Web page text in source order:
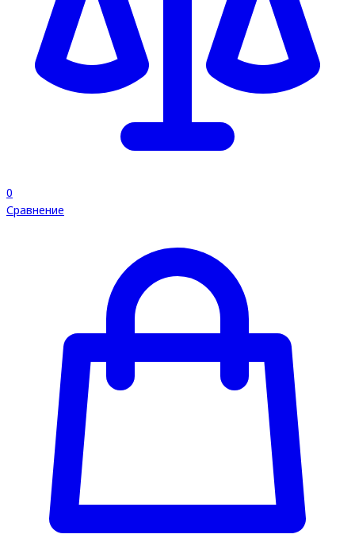
0
Сравнение